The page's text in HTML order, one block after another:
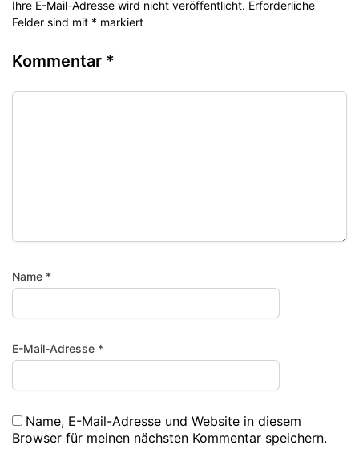
Ihre E-Mail-Adresse wird nicht veröffentlicht. Erforderliche
Felder sind mit * markiert
Kommentar *
Name *
E-Mail-Adresse *
Name, E-Mail-Adresse und Website in diesem
Browser für meinen nächsten Kommentar speichern.